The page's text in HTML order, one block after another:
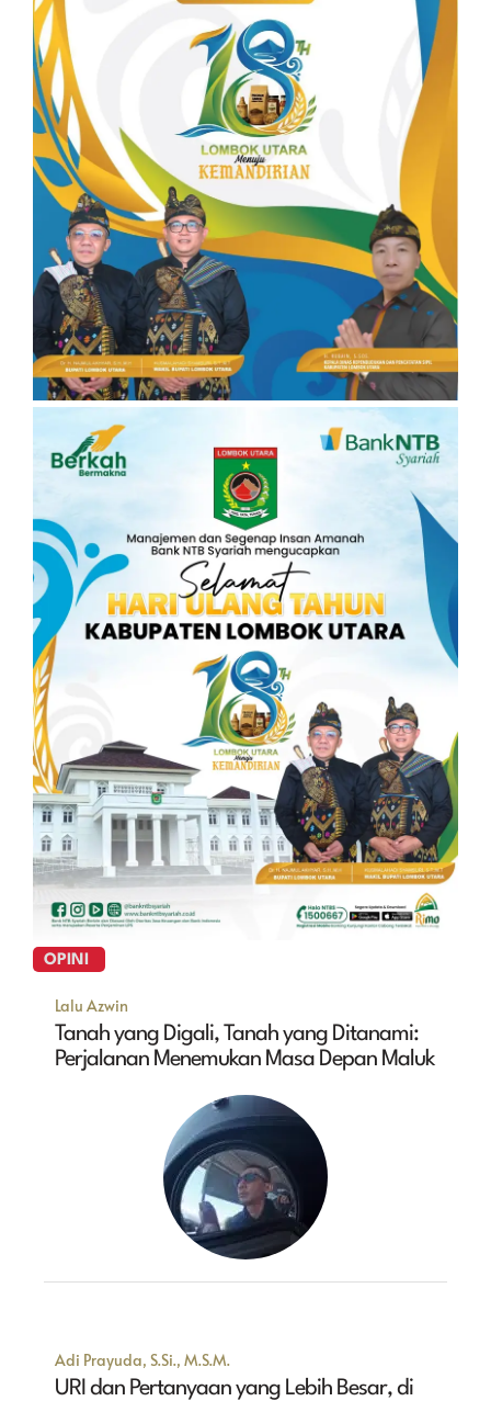
OPINI
Lalu Azwin
Tanah yang Digali, Tanah yang Ditanami:
Perjalanan Menemukan Masa Depan Maluk
Adi Prayuda, S.Si., M.S.M.
URI dan Pertanyaan yang Lebih Besar, di